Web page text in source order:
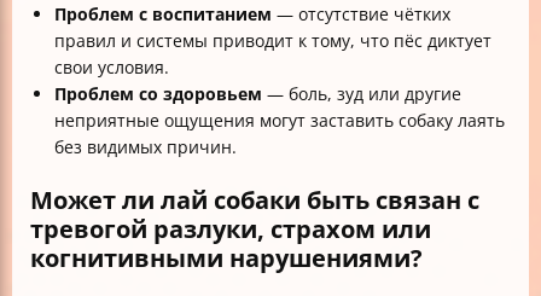
Проблем с воспитанием — отсутствие чётких
правил и системы приводит к тому, что пёс диктует
свои условия.
Проблем со здоровьем — боль, зуд или другие
неприятные ощущения могут заставить собаку лаять
без видимых причин.
Может ли лай собаки быть связан с
тревогой разлуки, страхом или
когнитивными нарушениями?